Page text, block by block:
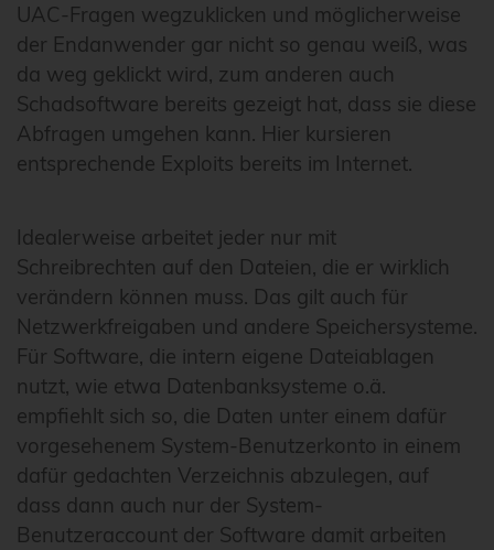
UAC-Fragen wegzuklicken und möglicherweise
der Endanwender gar nicht so genau weiß, was
da weg geklickt wird, zum anderen auch
Schadsoftware bereits gezeigt hat, dass sie diese
Abfragen umgehen kann. Hier kursieren
entsprechende Exploits bereits im Internet.
Idealerweise arbeitet jeder nur mit
Schreibrechten auf den Dateien, die er wirklich
verändern können muss. Das gilt auch für
Netzwerkfreigaben und andere Speichersysteme.
Für Software, die intern eigene Dateiablagen
nutzt, wie etwa Datenbanksysteme o.ä.
empfiehlt sich so, die Daten unter einem dafür
vorgesehenem System-Benutzerkonto in einem
dafür gedachten Verzeichnis abzulegen, auf
dass dann auch nur der System-
Benutzeraccount der Software damit arbeiten